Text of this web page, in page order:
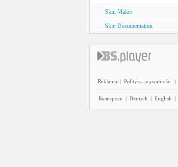
Skin Maker
Skin Documentation
Reklama | Polityka prywatności |
Български | Deutsch | English |